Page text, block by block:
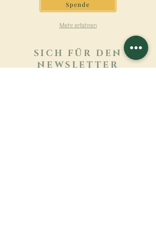
Spende
Mehr erfahren
SICH FÜR DEN
NEWSLETTER